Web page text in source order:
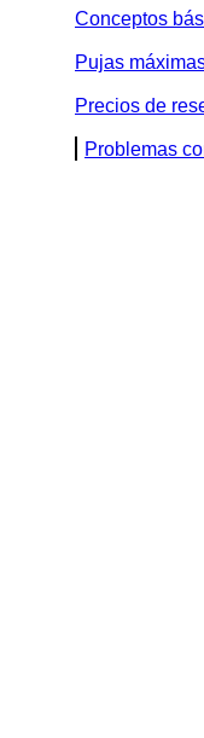
Conceptos
Pujas
Precios de
Problemas